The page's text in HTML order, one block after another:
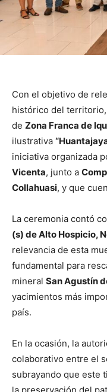
Con el objetivo de
histórico del
de Zona Franca de
ilustrativa
iniciativa organizada
Vicenta, junto a
Collahuasi, y que
La ceremonia contó
(s) de Alto Hospicio,
relevancia de esta
fundamental para
mineral San Agustín
yacimientos más
país.
En la ocasión, la
colaborativo entre el
subrayando que este